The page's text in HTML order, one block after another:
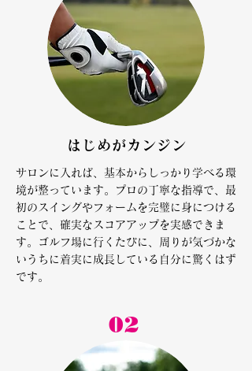
はじめがカンジン
サロンに入れば、基本からしっかり学べる環
境が整っています。プロの丁寧な指導で、最
初のスイングやフォームを完璧に身につける
ことで、確実なスコアアップを実感できま
す。ゴルフ場に行くたびに、周りが気づかな
いうちに着実に成長している自分に驚くはず
です。
02